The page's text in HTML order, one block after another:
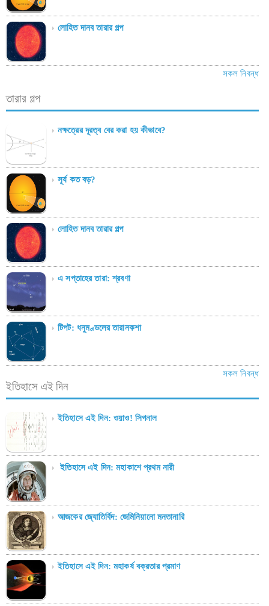
লোহিত দানব তারার গল্প
সকল নিবন্ধ
তারার গল্প
নক্ষত্রের দূরত্ব বের করা হয় কীভাবে?
সূর্য কত বড়?
লোহিত দানব তারার গল্প
এ সপ্তাহের তারা: শ্রবণা
টিপট: ধনুমণ্ডলের তারানকশা
সকল নিবন্ধ
ইতিহাসে এই দিন
ইতিহাসে এই দিন: ওয়াও! সিগনাল
ইতিহাসে এই দিন: মহাকাশে প্রথম নারী
আজকের জ্যোতির্বিদ: জেমিনিয়ানো মনতানারি
ইতিহাসে এই দিন: মহাকর্ষ বক্রতার প্রমাণ